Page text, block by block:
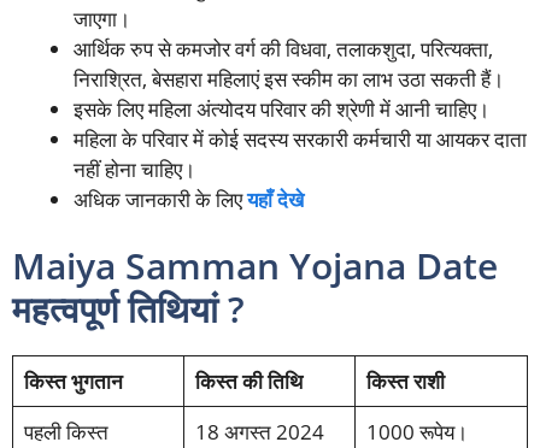
जाएगा।
आर्थिक रुप से कमजोर वर्ग की विधवा, तलाकशुदा, परित्यक्ता,
निराश्रित, बेसहारा महिलाएं इस स्कीम का लाभ उठा सकती हैं।
इसके लिए महिला अंत्योदय परिवार की श्रेणी में आनी चाहिए।
महिला के परिवार में कोई सदस्य सरकारी कर्मचारी या आयकर दाता
नहीं होना चाहिए।
अधिक जानकारी के लिएयहाँ देखे
Maiya Samman Yojana Date
महत्वपूर्ण तिथियां ?
किस्त भुगतान किस्त की तिथि
किस्त राशी
पहली किस्त
18 अगस्त 2024
1000 रूपेय।